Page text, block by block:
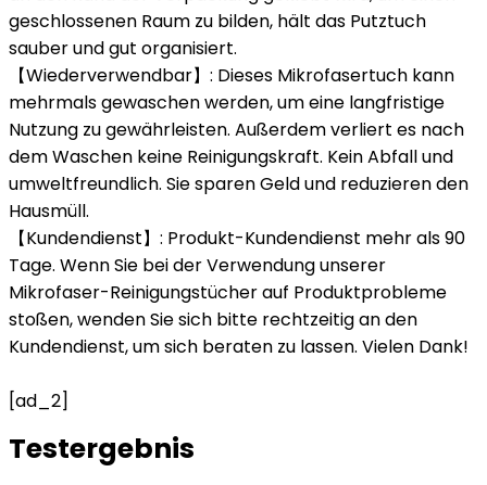
geschlossenen Raum zu bilden, hält das Putztuch
sauber und gut organisiert.
【Wiederverwendbar】: Dieses Mikrofasertuch kann
mehrmals gewaschen werden, um eine langfristige
Nutzung zu gewährleisten. Außerdem verliert es nach
dem Waschen keine Reinigungskraft. Kein Abfall und
umweltfreundlich. Sie sparen Geld und reduzieren den
Hausmüll.
【Kundendienst】: Produkt-Kundendienst mehr als 90
Tage. Wenn Sie bei der Verwendung unserer
Mikrofaser-Reinigungstücher auf Produktprobleme
stoßen, wenden Sie sich bitte rechtzeitig an den
Kundendienst, um sich beraten zu lassen. Vielen Dank!
[ad_2]
Testergebnis